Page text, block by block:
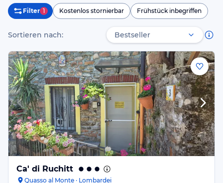
Filter 1 Kostenlos stornierbar Frühstück inbegriffen
Sortieren nach:
Ca' di Ruchitt
Quasso al Monte · Lombardei